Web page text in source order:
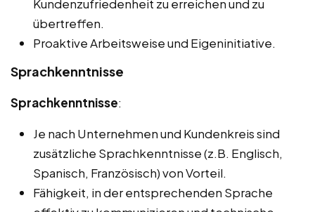
Kundenzufriedenheit zu erreichen und zu
übertreffen.
Proaktive Arbeitsweise und Eigeninitiative.
Sprachkenntnisse
Sprachkenntnisse:
Je nach Unternehmen und Kundenkreis sind
zusätzliche Sprachkenntnisse (z.B. Englisch,
Spanisch, Französisch) von Vorteil.
Fähigkeit, in der entsprechenden Sprache